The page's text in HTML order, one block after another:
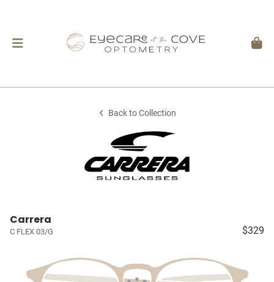
Back to Collection
Carrera
C FLEX 03/G $329